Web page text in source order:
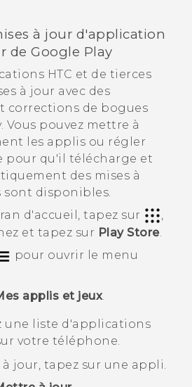
à jour d'application
deGoogle Play
HTC et de tierces
à jour avec des
corrections de bogues
. Vous pouvez mettre à
les applis ou régler
pour qu'il télécharge et
des mises à
sont disponibles.
d'accueil , tapez sur
,
et tapez sur Play Store.
pour ouvrir le menu
applis et jeux
une liste d'applications
votre téléphone.
à jour , tapez sur une appli.